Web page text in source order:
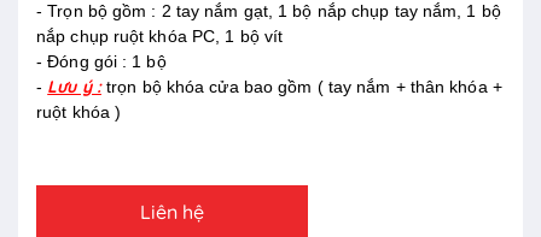
- Trọn bộ gồm : 2 tay nắm gạt, 1 bộ nắp chụp tay nắm, 1 bộ
nắp chụp ruột khóa PC, 1 bộ vít
- Đóng gói : 1 bộ
- Lưu ý :trọn bộ khóa cửa bao gồm ( tay nắm + thân khóa +
ruột khóa )
Liên hệ